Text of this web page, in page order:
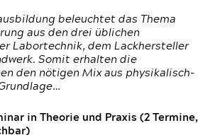
beleuchtet das Thema
aus den drei üblichen
Labortechnik, dem Lackhersteller
Somit erhalten die
den nötigen Mix aus physikalisch-
in Theorie und Praxis (2 Termine,